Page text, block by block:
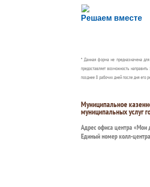
Решаем вместе
Сложности с
Сообщите об этом
* Данная форма не предназначена
предоставляет возможность
позднее 8 рабочих дней после дня его
Муниципальное
муниципальных услуг
Адрес офиса центра «Мои
Единый номер колл-